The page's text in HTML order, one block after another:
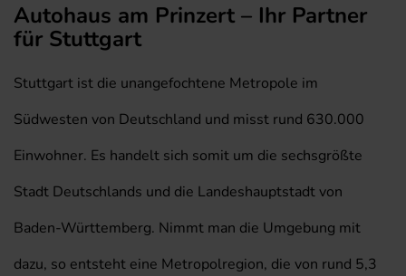
Autohaus am Prinzert – Ihr Partner
für Stuttgart
Stuttgart ist die unangefochtene Metropole im
Südwesten von Deutschland und misst rund 630.000
Einwohner. Es handelt sich somit um die sechsgrößte
Stadt Deutschlands und die Landeshauptstadt von
Baden-Württemberg. Nimmt man die Umgebung mit
dazu, so entsteht eine Metropolregion, die von rund 5,3